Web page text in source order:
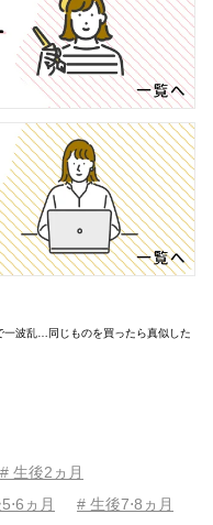
# 生後2ヵ月
ヵ月
# 生後7⋅8ヵ月